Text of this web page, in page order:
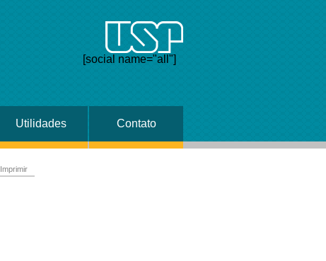
[social name="all"]
Utilidades Contato
Imprimir